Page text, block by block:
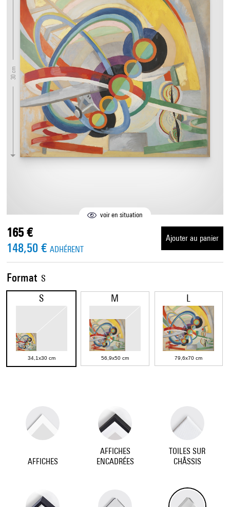
30 cm
voir en situation
Format S
S
34,1x30 cm
M
56,9x50 cm
L
79,6x70 cm
165 €
148,50 € ADHÉRENT
Ajouter au panier
AFFICHES
AFFICHES
ENCADRÉES
TOILES SUR
CHÂSSIS